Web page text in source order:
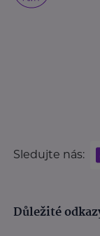
Sledujte nás:
Důležité